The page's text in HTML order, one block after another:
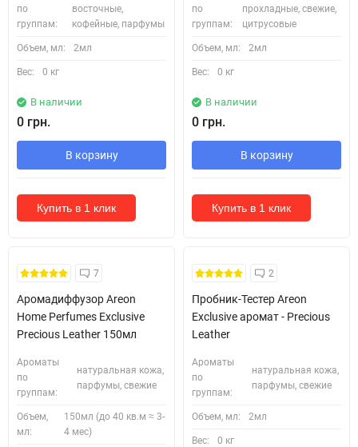
по
группам:
восточные,
кофейные, парфумы
Объем, мл: 2мл
Вес: 0 кг
В наличии
0 грн.
В корзину
Купить в 1 клик
по
группам:
прохладные, свежие,
цитрусовые
Объем, мл: 2мл
Вес: 0 кг
В наличии
0 грн.
В корзину
Купить в 1 клик
7
Аромадиффузор Areon
Home Perfumes Exclusive
Precious Leather 150мл
Ароматы
по
группам:
натуральная кожа,
парфумы, свежие
Объем,
мл:
150мл (до 40 кв.м ≈ 3-
4 мес)
Кожні 1500₴ чеку = 1 тестер
2
Пробник-Тестер Areon
Exclusive аромат - Precious
Leather
Ароматы
по
группам:
натуральная кожа,
парфумы, свежие
Объем, мл: 2мл
Вес: 0 кг